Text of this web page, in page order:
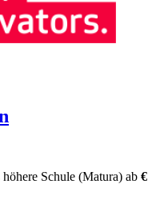
Schule (Matura) ab €